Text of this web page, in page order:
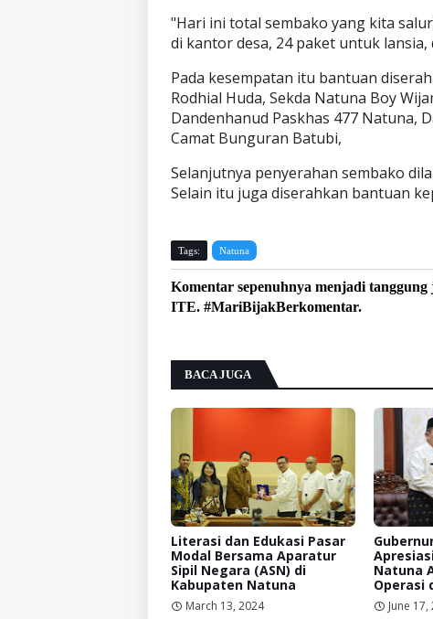
"Hari ini total sembako yang kita
di kantor desa, 24 paket untuk
Pada kesempatan itu bantuan
Rodhial Huda, Sekda Natuna Boy
Dandenhanud Paskhas 477 Natuna,
Camat Bunguran Batubi,
Selanjutnya penyerahan sembako
Selain itu juga diserahkan bantuan
Tags: Natuna
Komentar sepenuhnya menjadi
ITE. #MariBijakBerkomentar.
BACA JUGA
Literasi dan Edukasi Pasar
Modal Bersama Aparatur
Sipil Negara (ASN) di
Kabupaten Natuna
March 13, 2024
Natuna
Operasi
June 17,